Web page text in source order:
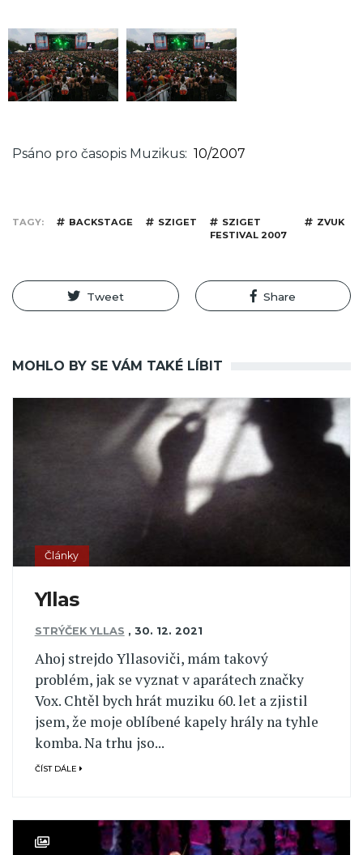
Psáno pro časopis Muzikus 10/2007
TAGY BACKSTAGE SZIGET
SZIGET
FESTIVAL 2007
ZVUK
Tweet Share
MOHLO BY SE VÁM TAKÉ LÍBIT
Články
Yllas
STRÝČEK YLLAS , 30. 12. 2021
Ahoj strejdo Yllasoviči, mám takový
problém, jak se vyznat v aparátech značky
Vox. Chtěl bych hrát muziku 60. let a zjistil
jsem, že moje oblíbené kapely hrály na tyhle
komba. Na trhu jso...
ČÍST DÁLE